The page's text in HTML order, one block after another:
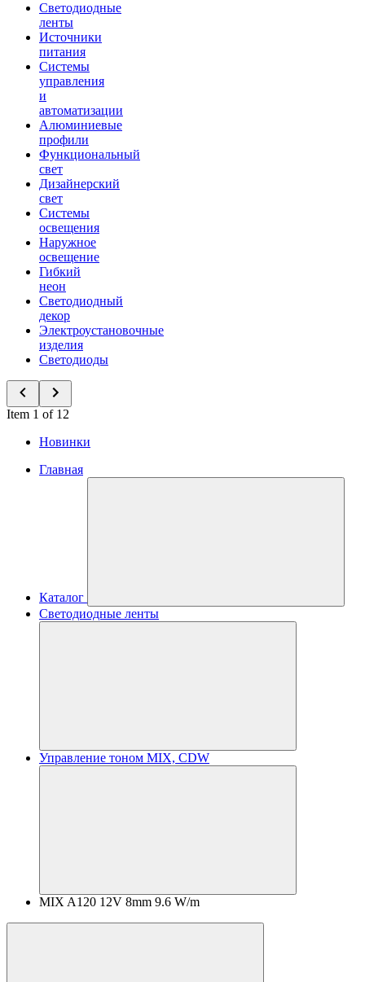
Светодиодные
ленты
Источники
питания
Системы
управления
и
автоматизации
Алюминиевые
профили
Функциональный
свет
Дизайнерский
свет
Системы
освещения
Наружное
освещение
Гибкий
неон
Светодиодный
декор
Электроустановочные
изделия
Светодиоды
Item 1 of 12
Новинки
Главная
Каталог
Светодиодные ленты
Управление тоном MIX, CDW
MIX A120 12V 8mm 9.6 W/m